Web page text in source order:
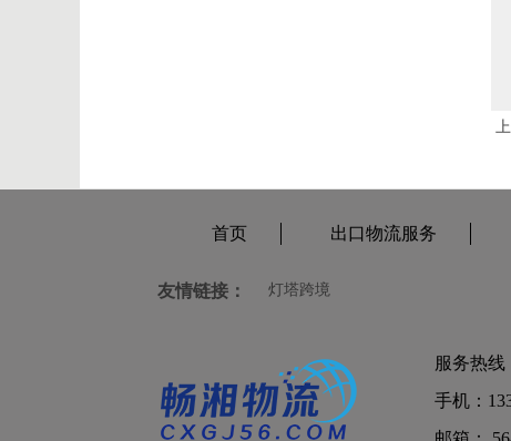
首页 出口物流服务
友情链接： 灯塔跨境
服务热线
手机：